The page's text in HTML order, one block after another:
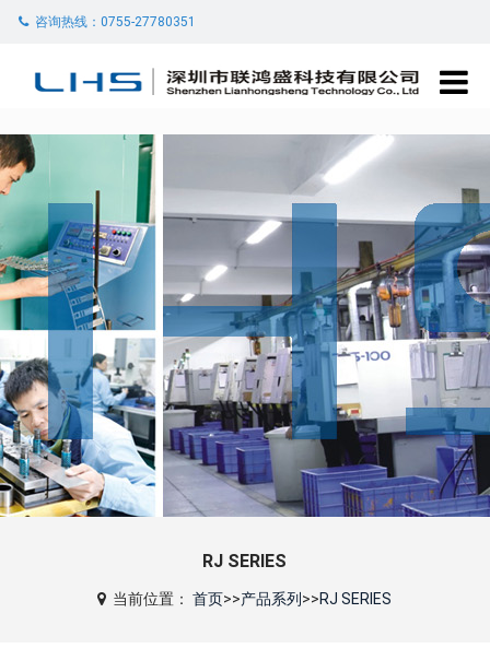
咨询热线：0755-27780351
RJ SERIES
当前位置：首页>>产品系列 >>RJ SERIES